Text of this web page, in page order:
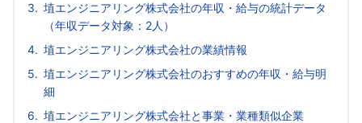
埴エンジニアリング株式会社の年収・給与の統計データ
（年収データ対象：2人）
埴エンジニアリング株式会社の業績情報
埴エンジニアリング株式会社のおすすめの年収・給与明
細
埴エンジニアリング株式会社と事業・業種類似企業